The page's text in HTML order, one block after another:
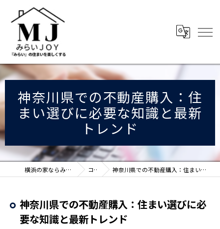
神奈川県での不動産購入：住
まい選びに必要な知識と最新
トレンド
横浜の家ならみらいJOY株式会社 コラム 神奈川県での不動産購入：住まい選びに必要な知識と最新トレンド
神奈川県での不動産購入：住まい選びに必
要な知識と最新トレンド